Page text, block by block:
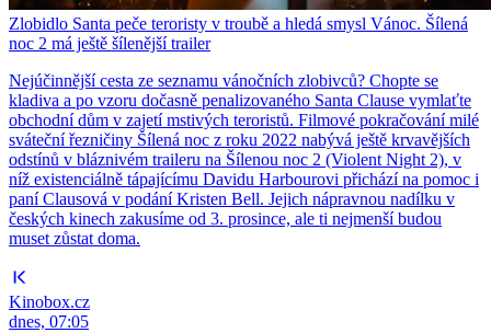
Zlobidlo Santa peče teroristy v troubě a hledá smysl Vánoc. Šílená
noc 2 má ještě šílenější trailer
Nejúčinnější cesta ze seznamu vánočních zlobivců? Chopte se
kladiva a po vzoru dočasně penalizovaného Santa Clause vymlaťte
obchodní dům v zajetí mstivých teroristů. Filmové pokračování milé
sváteční řezničiny Šílená noc z roku 2022 nabývá ještě krvavějších
odstínů v bláznivém traileru na Šílenou noc 2 (Violent Night 2), v
níž existenciálně tápajícímu Davidu Harbourovi přichází na pomoc i
paní Clausová v podání Kristen Bell. Jejich nápravnou nadílku v
českých kinech zakusíme od 3. prosince, ale ti nejmenší budou
muset zůstat doma.
Kinobox.cz
dnes, 07:05